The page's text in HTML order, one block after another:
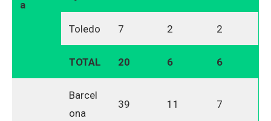
a
Toledo 7 2 2
TOTAL 20 6 6
Barcel
ona
39 11 7